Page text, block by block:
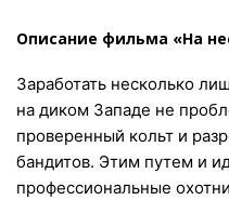
Описание фильма «На
Заработать несколько
на диком Западе не
проверенный кольт и
бандитов. Этим путем и
профессиональные